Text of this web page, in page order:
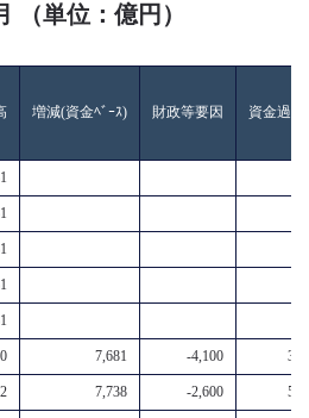
（単位：億円）
増減(資金ﾍﾞｰｽ) 財政等要因 資金過不
7,681 -4,100
7,738 -2,600